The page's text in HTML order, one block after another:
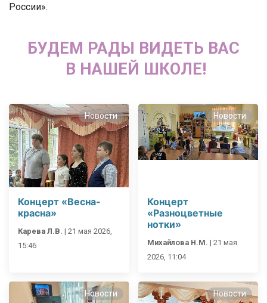
России».
БУДЕМ РАДЫ ВИДЕТЬ ВАС
В НАШЕЙ ШКОЛЕ!
Новости
Концерт «Весна-
красна»
Карева Л.В. | 21 мая 2026,
15:46
Новости
Концерт
«Разноцветные
нотки»
Михайлова Н.М. | 21 мая
2026, 11:04
Новости Новости